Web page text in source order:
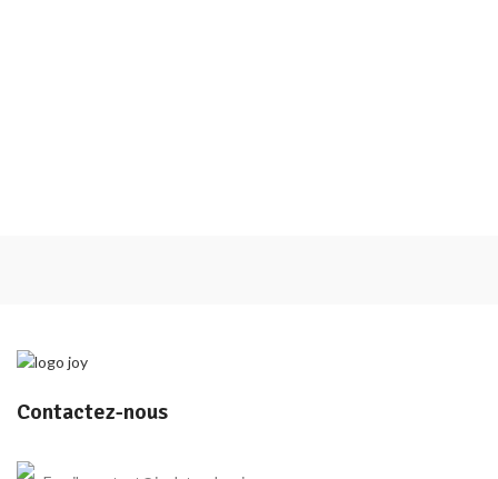
Contactez-nous